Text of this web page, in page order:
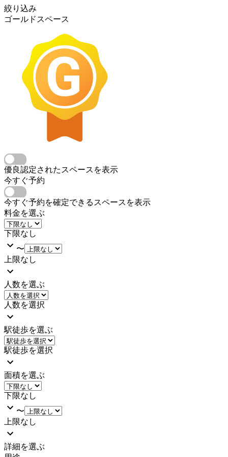
絞り込み
ゴールドスペース
優良認定されたスペースを表示
今すぐ予約
今すぐ予約を確定できるスペースを表示
料金を選ぶ
下限なし
〜
上限なし
人数を選ぶ
人数を選択
駅徒歩を選ぶ
駅徒歩を選択
面積を選ぶ
下限なし
〜
上限なし
詳細を選ぶ